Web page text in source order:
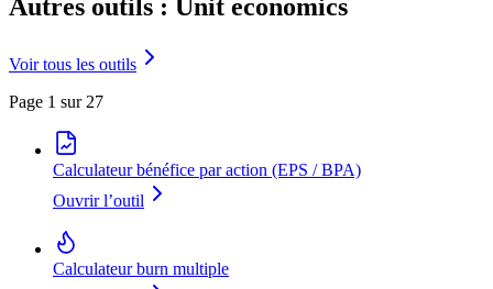
Autres outils : Unit economics
Voir tous les outils
Page 1 sur 27
Calculateur bénéfice par action (EPS / BPA)
Ouvrir l’outil
Calculateur burn multiple